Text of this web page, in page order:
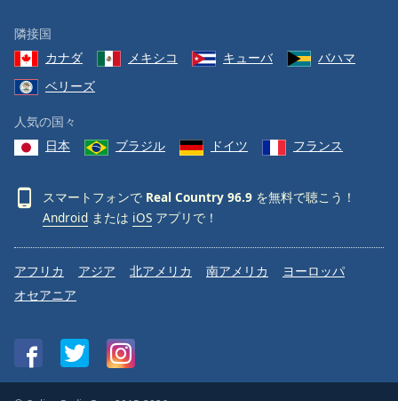
隣接国
カナダ
メキシコ キューバ
バハマ
ベリーズ
人気の国々
日本
ブラジル ドイツ フランス
スマートフォンで Real Country 96.9 を無料で聴こう！
Android または iOS アプリで！
アフリカ アジア 北アメリカ 南アメリカ
ヨーロッパ
オセアニア